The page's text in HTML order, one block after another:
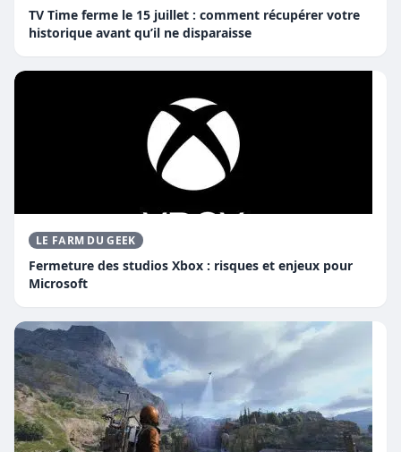
TV Time ferme le 15 juillet : comment récupérer votre
historique avant qu’il ne disparaisse
LE FARM DU GEEK
Fermeture des studios Xbox : risques et enjeux pour
Microsoft